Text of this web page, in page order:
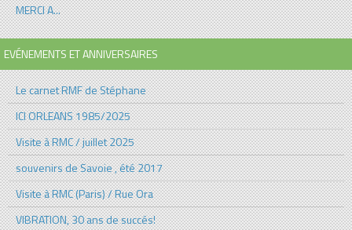
MERCI A...
EVÉNEMENTS ET ANNIVERSAIRES
Le carnet RMF de Stéphane
ICI ORLEANS 1985/2025
Visite à RMC / juillet 2025
souvenirs de Savoie , été 2017
Visite à RMC (Paris) / Rue Ora
VIBRATION, 30 ans de succés!